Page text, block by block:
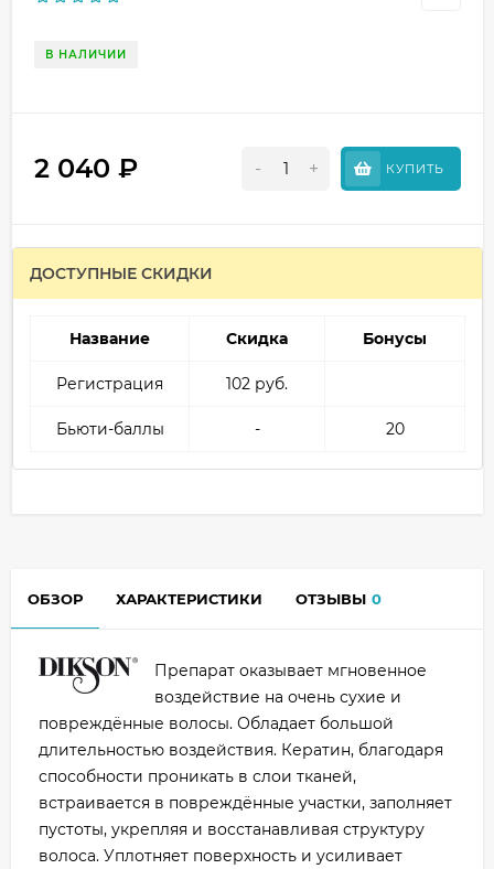
В НАЛИЧИИ
2 040 ₽ - + КУПИТЬ
ДОСТУПНЫЕ СКИДКИ
Название Скидка Бонусы
Регистрация 102 руб.
Бьюти-баллы - 20
ОБЗОР ХАРАКТЕРИСТИКИ ОТЗЫВЫ 0
Препарат оказывает мгновенное
воздействие на очень сухие и
повреждённые волосы. Обладает большой
длительностью воздействия. Кератин, благодаря
способности проникать в слои тканей,
встраивается в повреждённые участки, заполняет
пустоты, укрепляя и восстанавливая структуру
волоса. Уплотняет поверхность и усиливает